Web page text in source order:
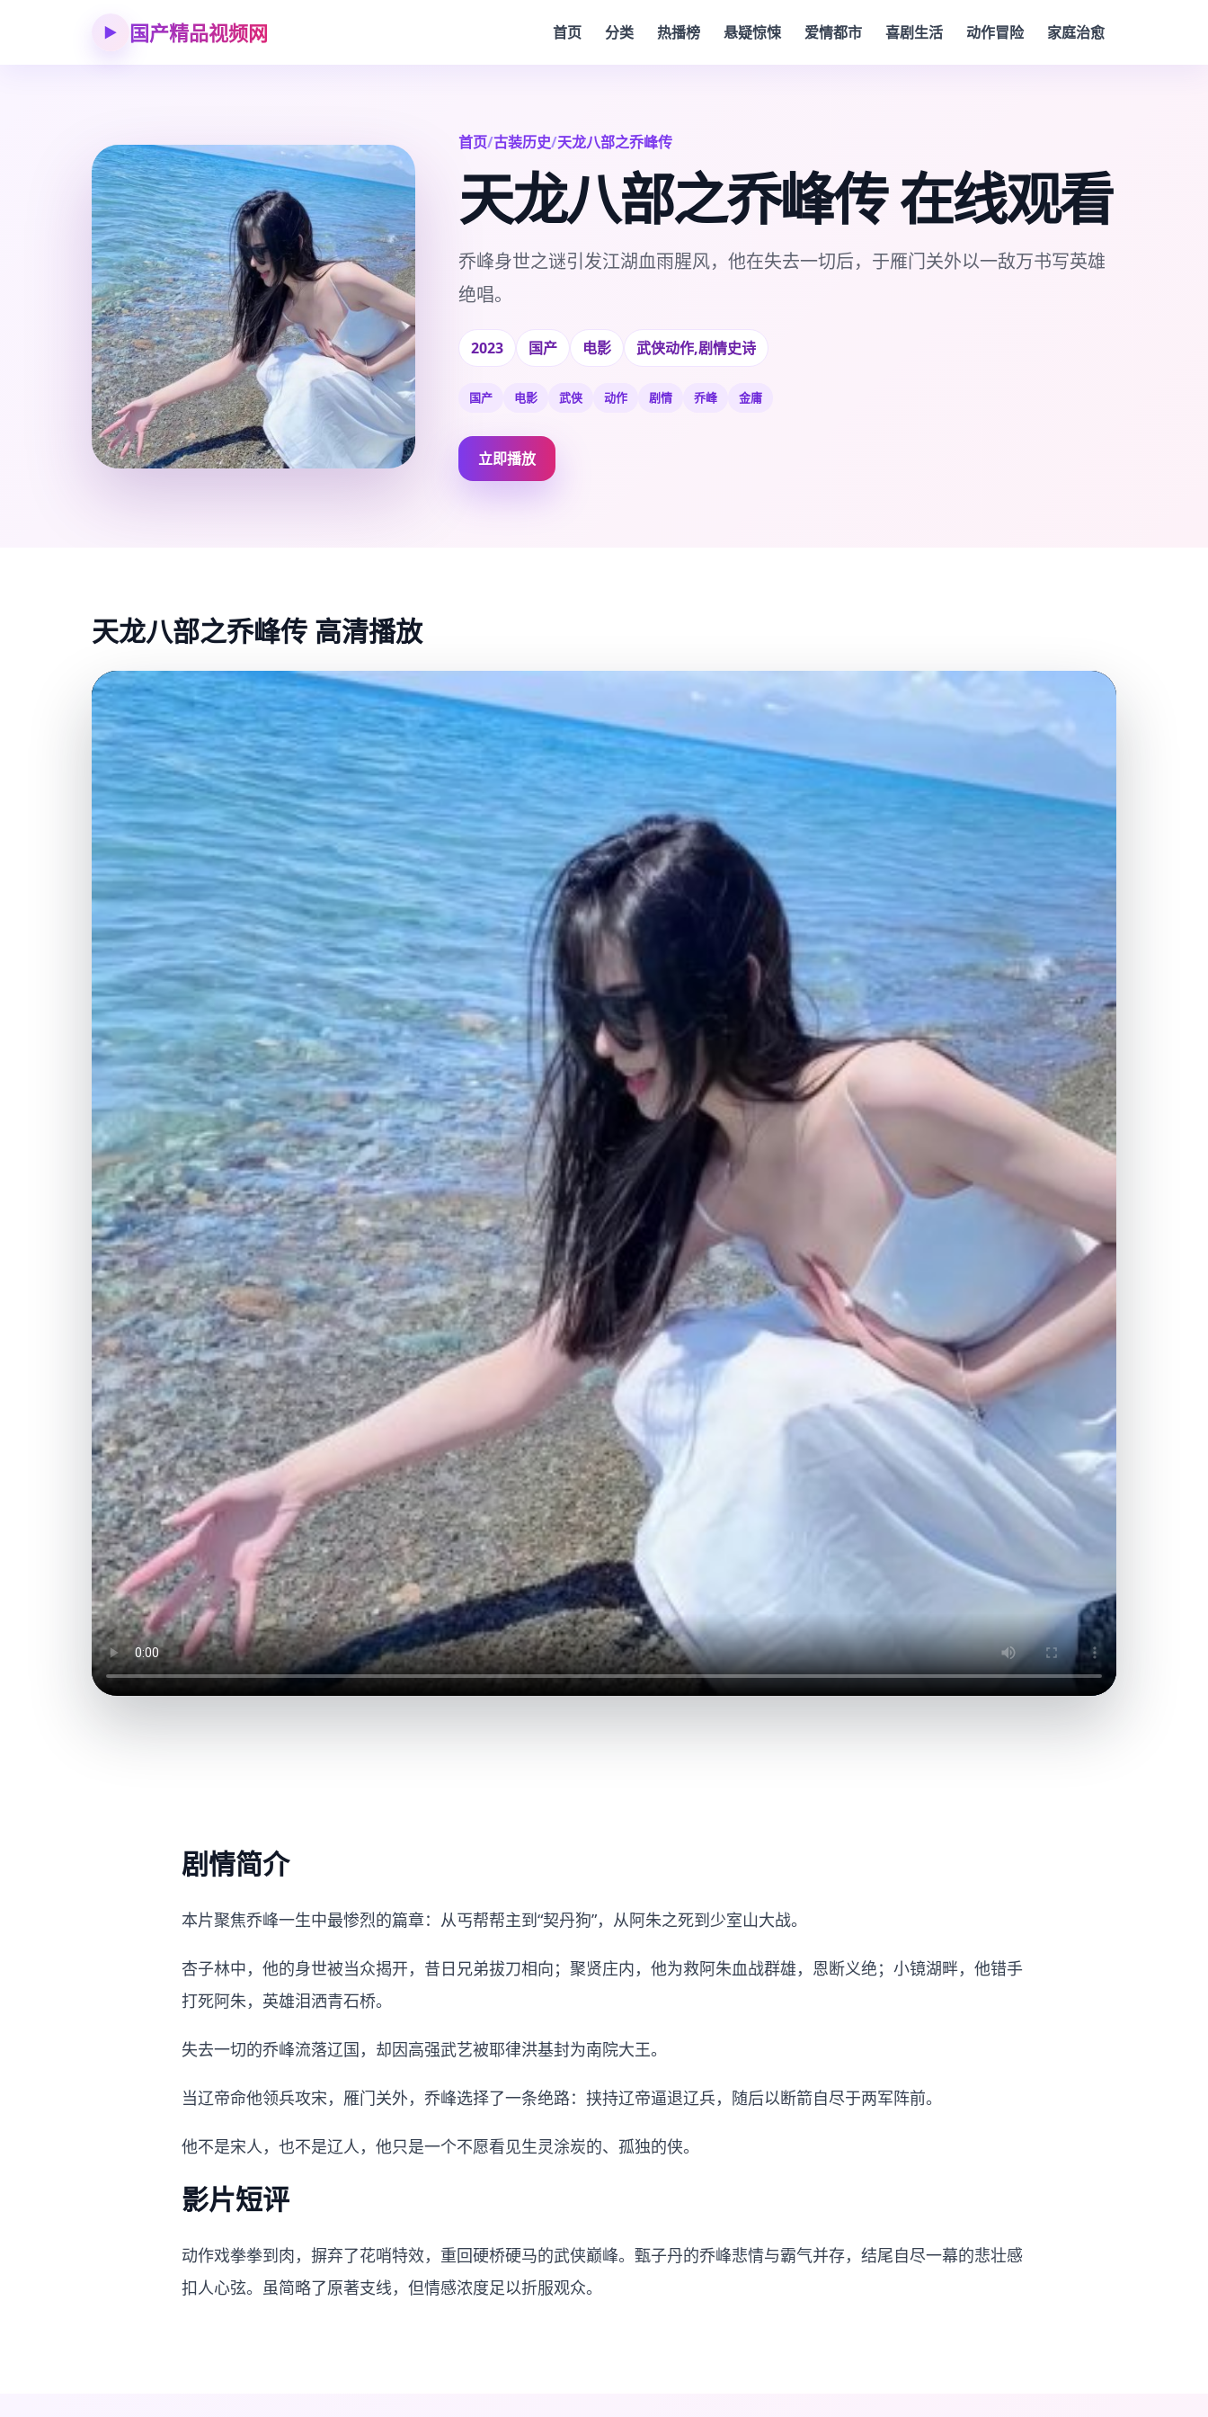
▶ 国产精品视频网 首页 分类 热播榜 悬疑惊悚 爱情都市 喜剧生活 动作冒险 家庭治愈
首页/古装历史/天龙八部之乔峰传
天龙八部之乔峰传 在线观看
乔峰身世之谜引发江湖血雨腥风，他在失去一切后，于雁门关外以一敌万书写英雄
绝唱。
2023 国产 电影 武侠动作,剧情史诗
国产 电影 武侠 动作 剧情 乔峰 金庸
立即播放
天龙八部之乔峰传 高清播放
剧情简介
本片聚焦乔峰一生中最惨烈的篇章：从丐帮帮主到“契丹狗”，从阿朱之死到少室山大战。
杏子林中，他的身世被当众揭开，昔日兄弟拔刀相向；聚贤庄内，他为救阿朱血战群雄，恩断义绝；小镜湖畔，他错手
打死阿朱，英雄泪洒青石桥。
失去一切的乔峰流落辽国，却因高强武艺被耶律洪基封为南院大王。
当辽帝命他领兵攻宋，雁门关外，乔峰选择了一条绝路：挟持辽帝逼退辽兵，随后以断箭自尽于两军阵前。
他不是宋人，也不是辽人，他只是一个不愿看见生灵涂炭的、孤独的侠。
影片短评
动作戏拳拳到肉，摒弃了花哨特效，重回硬桥硬马的武侠巅峰。甄子丹的乔峰悲情与霸气并存，结尾自尽一幕的悲壮感
扣人心弦。虽简略了原著支线，但情感浓度足以折服观众。